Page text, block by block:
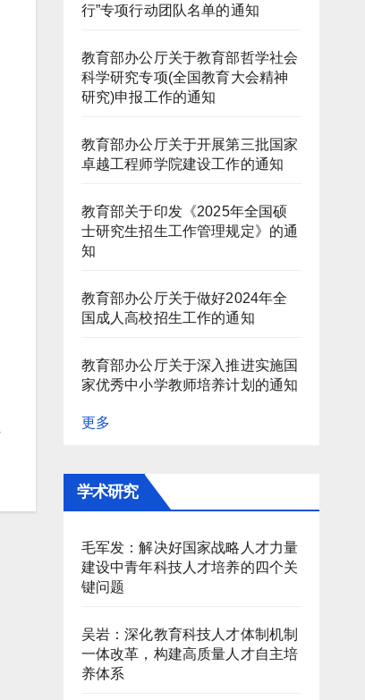
行”专项行动团队名单的通知
教育部办公厅关于教育部哲学社会
科学研究专项(全国教育大会精神
研究)申报工作的通知
教育部办公厅关于开展第三批国家
卓越工程师学院建设工作的通知
教育部关于印发《2025年全国硕
士研究生招生工作管理规定》的通
知
教育部办公厅关于做好2024年全
国成人高校招生工作的通知
教育部办公厅关于深入推进实施国
家优秀中小学教师培养计划的通知
更多
学术研究
毛军发：解决好国家战略人才力量
建设中青年科技人才培养的四个关
键问题
吴岩：深化教育科技人才体制机制
一体改革，构建高质量人才自主培
养体系